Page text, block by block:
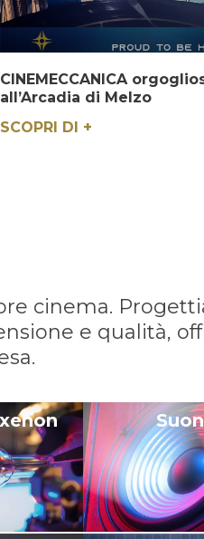
CINEMECCANICA
all’Arcadia di Melzo
SCOPRI DI +
cinema.
e qualità,